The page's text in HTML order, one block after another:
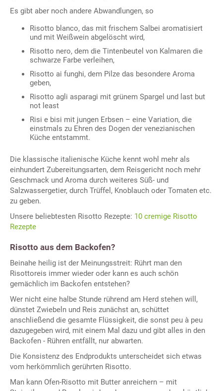
Es gibt aber noch andere Abwandlungen, so
Risotto blanco, das mit frischem Salbei aromatisiert
und mit Weißwein abgelöscht wird,
Risotto nero, dem die Tintenbeutel von Kalmaren die
schwarze Farbe verleihen,
Risotto ai funghi, dem Pilze das besondere Aroma
geben,
Risotto agli asparagi mit grünem Spargel und last but
not least
Risi e bisi mit jungen Erbsen – eine Variation, die
einstmals zu Ehren des Dogen der venezianischen
Küche entstammt.
Die klassische italienische Küche kennt wohl mehr als
einhundert Zubereitungsarten, dem Reisgericht noch mehr
Geschmack und Aroma durch weiteres Süß- und
Salzwassergetier, durch Trüffel, Knoblauch oder Tomaten etc.
zu geben.
Unsere beliebtesten Risotto Rezepte: 10 cremige Risotto
Rezepte
Risotto aus dem Backofen?
Beinahe heilig ist der Meinungsstreit: Rührt man den
Risottoreis immer wieder oder kann es auch schön
gemächlich im Backofen entstehen?
Wer nicht eine halbe Stunde rührend am Herd stehen will,
dünstet Zwiebeln und Reis zunächst an, schüttet
anschließend die gesamte Flüssigkeit, die sonst peu à peu
dazugegeben wird, mit einem Mal dazu und gibt alles in den
Backofen - Rühren entfällt, nur abwarten.
Die Konsistenz des Endprodukts unterscheidet sich etwas
vom herkömmlich gerührten Risotto.
Man kann Ofen-Risotto mit Butter anreichern – mit